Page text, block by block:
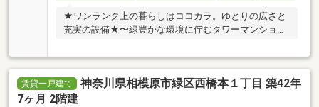
★ワンランク上の暮らしはココカラ。ゆとりの広さと
充実の設備★〜緑豊かな環境に佇むタワーマンション
賃貸一戸建て
神奈川県相模原市緑区西橋本１丁目 築42年
7ヶ月 2階建